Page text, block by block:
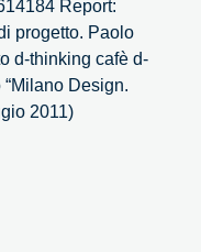
Report:
progetto. Paolo
d-thinking cafè d-
Design.
2011)